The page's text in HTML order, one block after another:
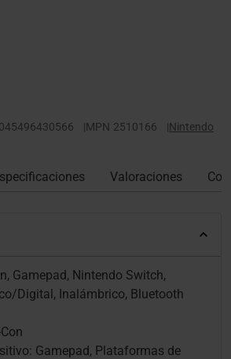
|MPN 2510166 |Nintendo
Valoraciones
Gamepad, Nintendo Switch,
Digital, Inalámbrico, Bluetooth
Gamepad, Plataformas de